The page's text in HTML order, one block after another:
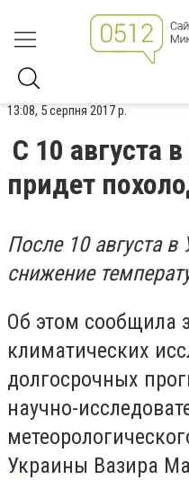
13:08, 5 серпня 2017 р.
С 10 августа
придет
После 10 августа
снижение
Об этом сообщила
климатических
долгосрочных
научно-
Украины Вазира